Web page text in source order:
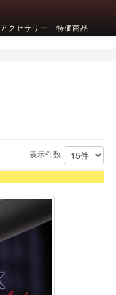
アクセサリー 特価商品
表示件数